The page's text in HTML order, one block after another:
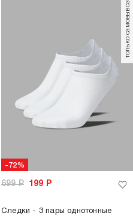
-72%
только самовывоз
699Р 199 Р
Следки - 3 пары однотонные